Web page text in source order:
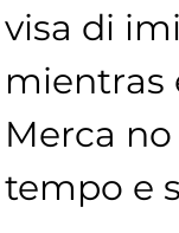
visa di
mientras
Merca
tempo e